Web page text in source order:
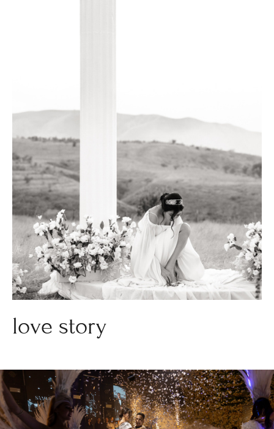
love story